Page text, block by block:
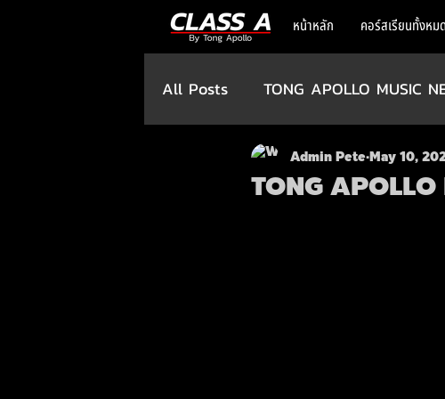
หน้าหลัก คอร์สเรียนทั้งหมด
All Posts TONG APOLLO MUSIC
TONG
Admin Pete May 10,